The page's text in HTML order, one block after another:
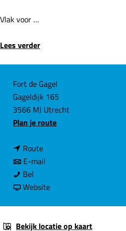
Vlak voor …
Lees verder
C
o
n
t
c
Fort de Gagel
Gageldijk 165
3566 MJ Utrecht
Plan je routen
d
Routen
a
r
r
E-mail
a
o
Bel
o
d
Websitev
F
Bekijk locatie op kaart